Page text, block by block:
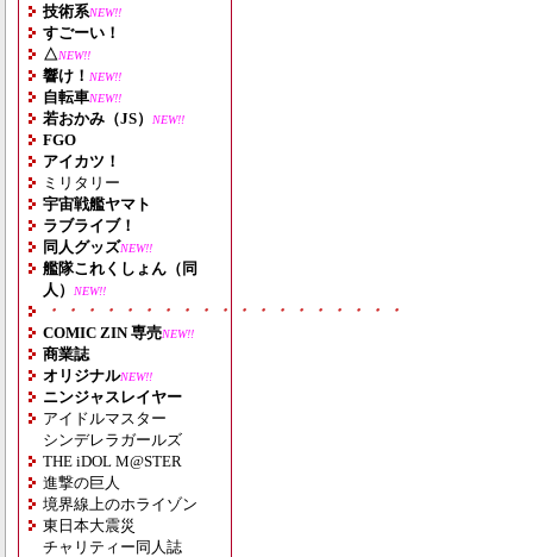
技術系NEW!!
すごーい！
△NEW!!
響け！ NEW!!
自転車NEW!!
若おかみ（JS） NEW!!
FGO
アイカツ！
ミリタリー
宇宙戦艦ヤマト
ラブライブ！
同人グッズNEW!!
艦隊これくしょん（同
人）
NEW!!
・・・・・・・・・・・・・・・・・・・
COMIC ZIN 専売NEW!!
商業誌
オリジナルNEW!!
ニンジャスレイヤー
アイドルマスター
シンデレラガールズ
THE iDOL M@STER
進撃の巨人
境界線上のホライゾン
東日本大震災
チャリティー同人誌